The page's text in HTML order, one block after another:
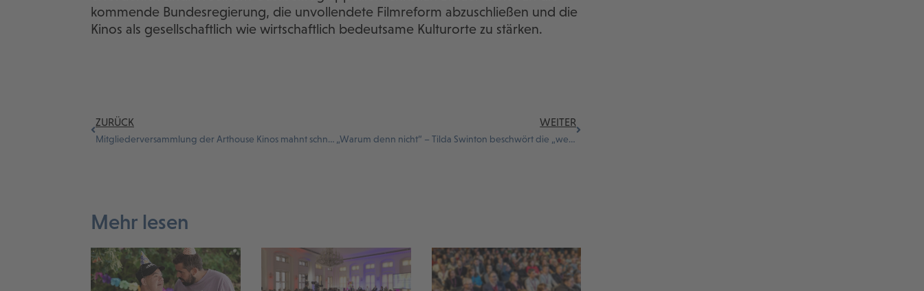
kommende Bundesregierung, die unvollendete Filmreform abzuschließen und die
Kinos als gesellschaftlich wie wirtschaftlich bedeutsame Kulturorte zu stärken.
ZURÜCK
Mitgliederversammlung der Arthouse Kinos mahnt schnelle Vollendung der Förderreform an
WEITER
„Warum denn nicht“ – Tilda Swinton beschwört die „weite wilde Leinwand“
Mehr lesen